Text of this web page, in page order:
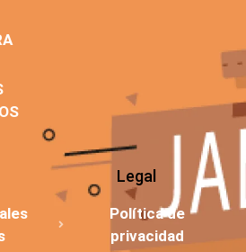
Legal
Política de
privacidad